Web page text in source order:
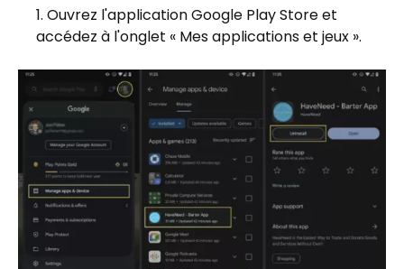
Ouvrez l'application Google Play Store et
accédez à l'onglet « Mes applications et jeux ».